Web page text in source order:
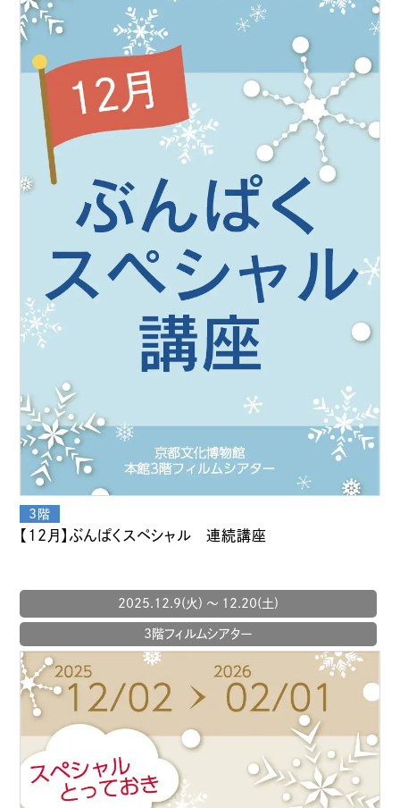
【12月】ぶんぱくスペシャル 連続講座
2025.12.9(火) 〜 12.20(土)
3階フィルムシアター